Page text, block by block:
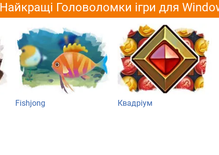
Найкращі Головоломки ігри для
Fishjong Квадріум